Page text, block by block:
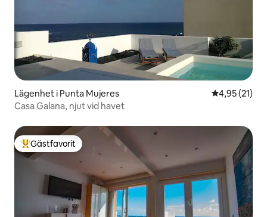
Lägenhet i Punta Mujeres 4,95 av 5 i
4,95 (21)
Casa Galana, njut vid havet
Populär gästfavorit
Gästfavorit